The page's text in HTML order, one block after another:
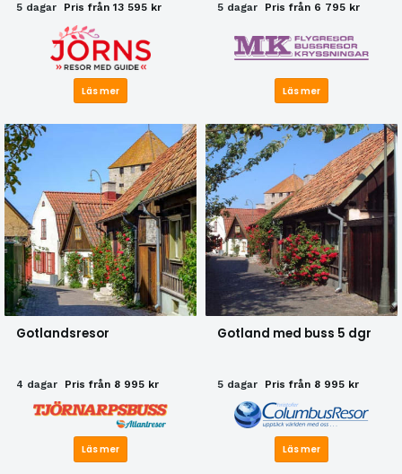
5 dagar Pris från 13 595 kr
Läs mer
5 dagar Pris från 6 795 kr
Läs mer
Gotlandsresor
4 dagar Pris från 8 995 kr
Läs mer
Gotland med buss 5 dgr
5 dagar Pris från 8 995 kr
Läs mer